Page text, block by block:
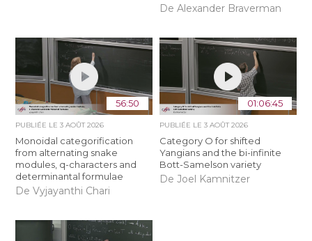
De Alexander Braverman
56:50
PUBLIÉE LE3 AOÛT 2026
Monoidal categorification
from alternating snake
modules, q-characters and
determinantal formulae
De Vyjayanthi Chari
01:06:45
PUBLIÉE LE 3 AOÛT 2026
Category O for shifted
Yangians and the bi-infinite
Bott-Samelson variety
De Joel Kamnitzer